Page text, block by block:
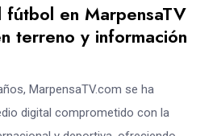
en MarpensaTV
terreno y información
MarpensaTV.com se ha
digital comprometido con la